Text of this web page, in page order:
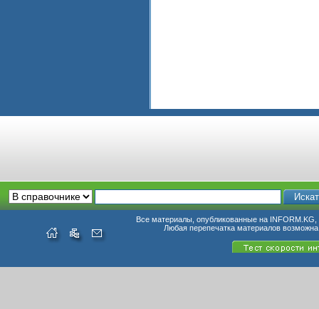
Все материалы, опубликованные на INFORM.KG,
Любая перепечатка материалов